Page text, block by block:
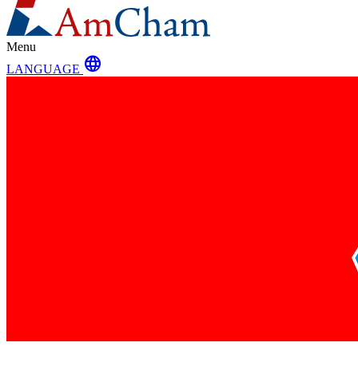
Menu
LANGUAGE language